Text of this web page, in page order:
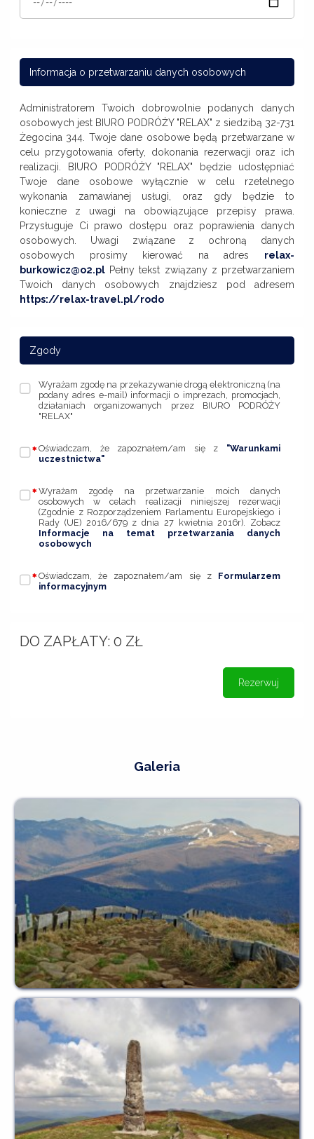
Informacja o przetwarzaniu danych osobowych
Administratorem Twoich dobrowolnie podanych danych
osobowych jest BIURO PODRÓŻY "RELAX" z siedzibą 32-731
Żegocina 344. Twoje dane osobowe będą przetwarzane w
celu przygotowania oferty, dokonania rezerwacji oraz ich
realizacji. BIURO PODRÓŻY "RELAX" będzie udostępniać
Twoje dane osobowe wyłącznie w celu rzetelnego
wykonania zamawianej usługi, oraz gdy będzie to
konieczne z uwagi na obowiązujące przepisy prawa.
Przysługuje Ci prawo dostępu oraz poprawienia danych
osobowych. Uwagi związane z ochroną danych
osobowych prosimy kierować na adres relax-
burkowicz@o2.pl Pełny tekst związany z przetwarzaniem
Twoich danych osobowych znajdziesz pod adresem
https://relax-travel.pl/rodo
Zgody
Wyrażam zgodę na przekazywanie drogą elektroniczną (na
podany adres e-mail) informacji o imprezach, promocjach,
działaniach organizowanych przez BIURO PODRÓŻY
"RELAX"
Oświadczam, że zapoznałem/am się z "Warunkami
uczestnictwa"
Wyrażam zgodę na przetwarzanie moich danych
osobowych w celach realizacji niniejszej rezerwacji
(Zgodnie z Rozporządzeniem Parlamentu Europejskiego i
Rady (UE) 2016/679 z dnia 27 kwietnia 2016r). Zobacz
Informacje na temat przetwarzania danych
osobowych
Oświadczam, że zapoznałem/am się z Formularzem
informacyjnym
DO ZAPŁATY: 0 ZŁ
Rezerwuj
Galeria